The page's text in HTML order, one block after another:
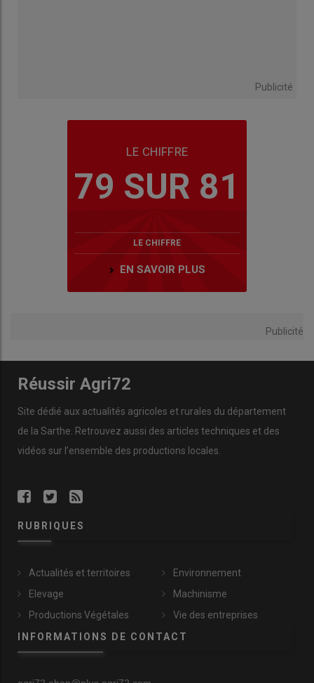
Publicité
LE CHIFFRE
79 SUR 81
LE CHIFFRE
EN SAVOIR PLUS
Publicité
Réussir Agri72
Site dédié aux actualités agricoles et rurales du département
de la Sarthe. Retrouvez aussi des articles techniques et des
vidéos sur l’ensemble des productions locales.
RUBRIQUES
Actualités et territoires
Elevage
Productions Végétales
Environnement
Machinisme
Vie des entreprises
INFORMATIONS DE CONTACT